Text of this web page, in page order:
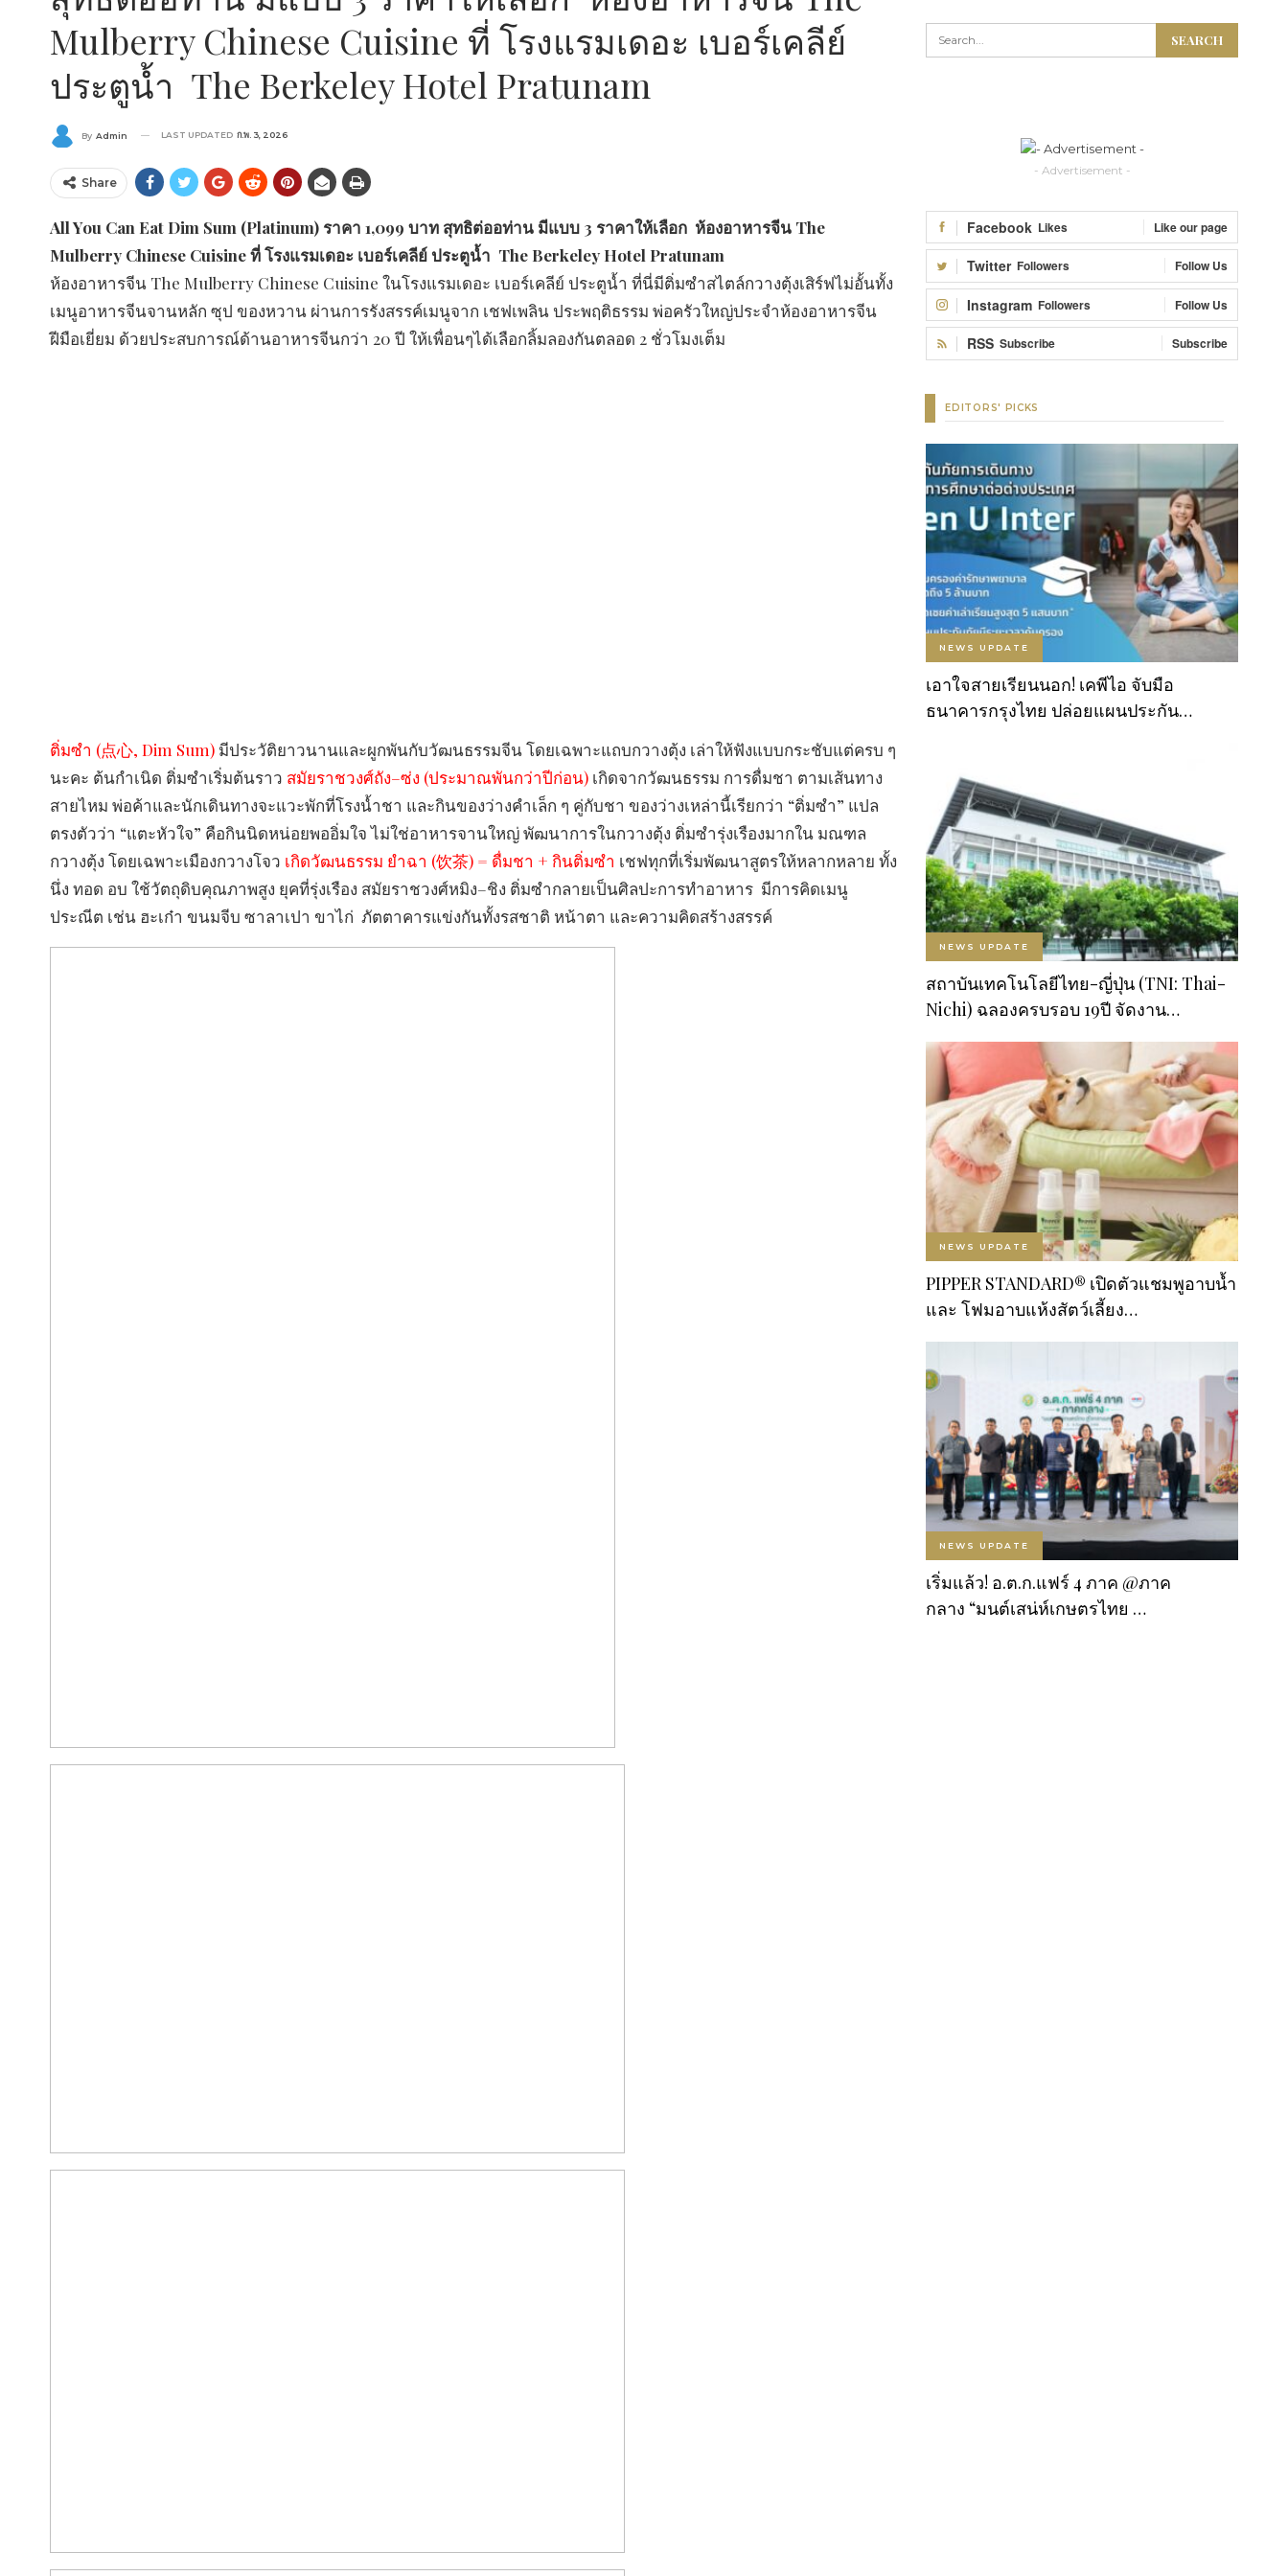
Mulberry Chinese Cuisine ที่ โรงแรมเดอะ เบอร์เคลีย์
ประตูน้ำ The Berkeley Hotel Pratunam
By Admin LAST UPDATED ก.พ. 3, 2026
Share
All You Can Eat Dim Sum (Platinum) ราคา 1,099 บาท สุทธิต่ออท่าน มีแบบ 3 ราคาให้เลือก ห้องอาหารจีน The
Mulberry Chinese Cuisine ที่ โรงแรมเดอะ เบอร์เคลีย์ ประตูน้ำ The Berkeley Hotel Pratunam
ห้องอาหารจีน The Mulberry Chinese Cuisine ในโรงแรมเดอะ เบอร์เคลีย์ ประตูน้ำ ที่นี่มีติ่มซำสไตล์กวางตุ้งเสิร์ฟไม่อั้นทั้ง
เมนูอาหารจีนจานหลัก ซุป ของหวาน ผ่านการรังสรรค์เมนูจาก เชฟเพลิน ประพฤติธรรม พ่อครัวใหญ่ประจำห้องอาหารจีน
ฝีมือเยี่ยม ด้วยประสบการณ์ด้านอาหารจีนกว่า 20 ปี ให้เพื่อนๆได้เลือกลิ้มลองกันตลอด 2 ชั่วโมงเต็ม
ติ่มซำ (点心, Dim Sum) มีประวัติยาวนานและผูกพันกับวัฒนธรรมจีน โดยเฉพาะแถบกวางตุ้ง เล่าให้ฟังแบบกระชับแต่ครบ ๆ
นะคะ ต้นกำเนิด ติ่มซำเริ่มต้นราว สมัยราชวงศ์ถัง–ซ่ง (ประมาณพันกว่าปีก่อน) เกิดจากวัฒนธรรม การดื่มชา ตามเส้นทาง
สายไหม พ่อค้าและนักเดินทางจะแวะพักที่โรงน้ำชา และกินของว่างคำเล็ก ๆ คู่กับชา ของว่างเหล่านี้เรียกว่า “ติ่มซำ” แปล
ตรงตัวว่า “แตะหัวใจ” คือกินนิดหน่อยพออิ่มใจ ไม่ใช่อาหารจานใหญ่ พัฒนาการในกวางตุ้ง ติ่มซำรุ่งเรืองมากใน มณฑล
กวางตุ้ง โดยเฉพาะเมืองกวางโจว เกิดวัฒนธรรม ยำฉา (饮茶) = ดื่มชา + กินติ่มซำ เชฟทุกที่เริ่มพัฒนาสูตรให้หลากหลาย ทั้ง
นึ่ง ทอด อบ ใช้วัตถุดิบคุณภาพสูง ยุคที่รุ่งเรือง สมัยราชวงศ์หมิง–ชิง ติ่มซำกลายเป็นศิลปะการทำอาหาร มีการคิดเมนู
ประณีต เช่น ฮะเก๋า ขนมจีบ ซาลาเปา ขาไก่ ภัตตาคารแข่งกันทั้งรสชาติ หน้าตา และความคิดสร้างสรรค์
- Advertisement -
Facebook Likes Like our page
Twitter Followers Follow Us
Instagram Followers Follow Us
RSS Subscribe Subscribe
EDITORS' PICKS
NEWS UPDATE
เอาใจสายเรียนนอก! เคพีไอ จับมือ
ธนาคารกรุงไทย ปล่อยแผนประกัน…
NEWS UPDATE
สถาบันเทคโนโลยีไทย-ญี่ปุ่น (TNI: Thai-
Nichi) ฉลองครบรอบ 19ปี จัดงาน…
NEWS UPDATE
PIPPER STANDARD® เปิดตัวแชมพูอาบน้ำ
และ โฟมอาบแห้งสัตว์เลี้ยง…
NEWS UPDATE
เริ่มแล้ว! อ.ต.ก.แฟร์ 4 ภาค @ภาค
กลาง “มนต์เสน่ห์เกษตรไทย …